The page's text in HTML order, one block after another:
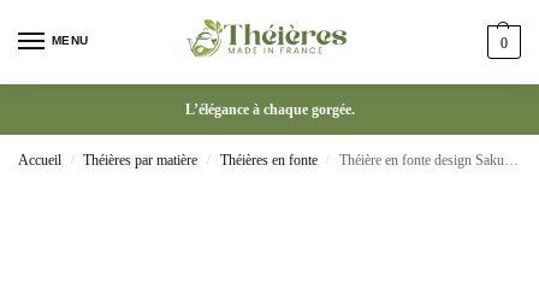
MENU 0
L’élégance à chaque gorgée.
Accueil / Théières par matière / Théières en fonte / Théière en fonte design Sakura japonaise intérieur émaillé